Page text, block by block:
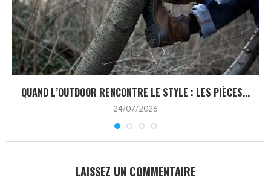
QUAND L’OUTDOOR RENCONTRE LE STYLE : LES PIÈCES...
24/07/2026
LAISSEZ UN COMMENTAIRE